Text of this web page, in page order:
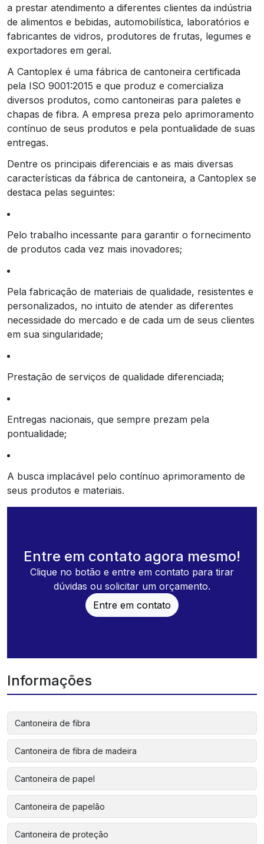
a prestar atendimento a diferentes clientes da indústria
de alimentos e bebidas, automobilística, laboratórios e
fabricantes de vidros, produtores de frutas, legumes e
exportadores em geral.
A Cantoplex é uma fábrica de cantoneira certificada
pela ISO 9001:2015 e que produz e comercializa
diversos produtos, como cantoneiras para paletes e
chapas de fibra. A empresa preza pelo aprimoramento
contínuo de seus produtos e pela pontualidade de suas
entregas.
Dentre os principais diferenciais e as mais diversas
características da fábrica de cantoneira, a Cantoplex se
destaca pelas seguintes:
Pelo trabalho incessante para garantir o fornecimento
de produtos cada vez mais inovadores;
Pela fabricação de materiais de qualidade, resistentes e
personalizados, no intuito de atender as diferentes
necessidade do mercado e de cada um de seus clientes
em sua singularidade;
Prestação de serviços de qualidade diferenciada;
Entregas nacionais, que sempre prezam pela
pontualidade;
A busca implacável pelo contínuo aprimoramento de
seus produtos e materiais.
Entre em contato agora mesmo!
Clique no botão e entre em contato para tirar
dúvidas ou solicitar um orçamento.
Entre em contato
Informações
Cantoneira de fibra
Cantoneira de fibra de madeira
Cantoneira de papel
Cantoneira de papelão
Cantoneira de proteção